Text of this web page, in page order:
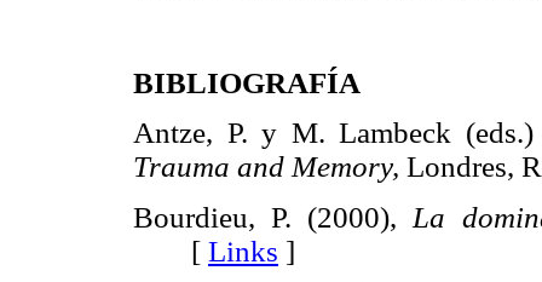
BIBLIOGRAFÍA
Antze, P. y M. Lambeck
Trauma and Memory,
Bourdieu, P. (2000), La
[ Links ]